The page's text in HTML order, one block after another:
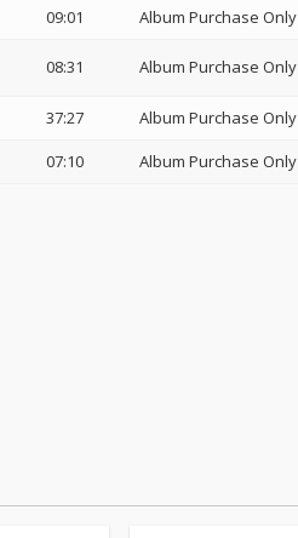
09:01 Album Purchase Only
08:31 Album Purchase Only
37:27
Album Purchase Only
07:10 Album Purchase Only